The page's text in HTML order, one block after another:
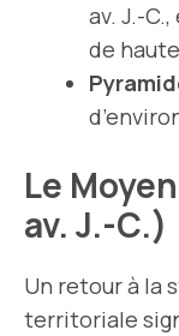
av. J.-
de
Le
av. J.-C.)
Un retour à la
territoriale